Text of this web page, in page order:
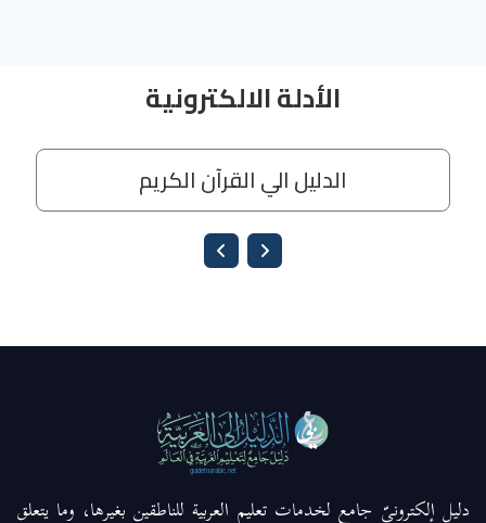
دليل إلكترونيّ جامع لخدمات تعليم العربية للناطقين بغيرها، وما يتعلق